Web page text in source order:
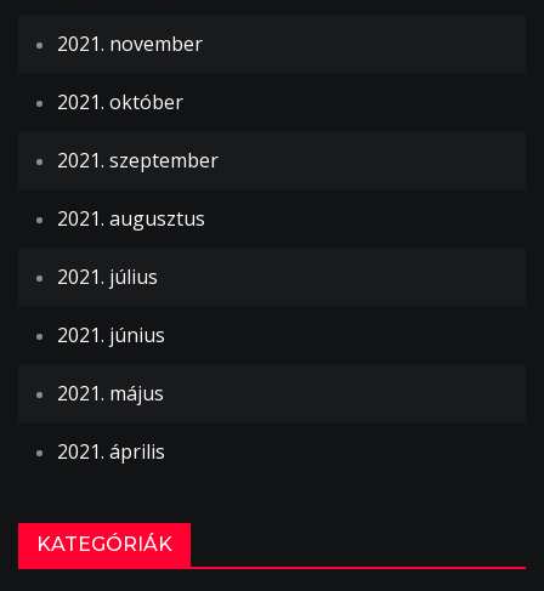
2021. november
2021. október
2021. szeptember
2021. augusztus
2021. július
2021. június
2021. május
2021. április
KATEGÓRIÁK